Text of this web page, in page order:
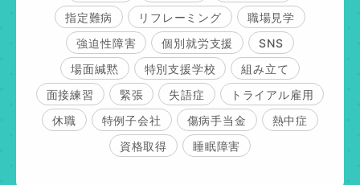
指定難病
リフレーミング
職場見学
強迫性障害
個別就労支援
SNS
場面緘黙
特別支援学校
組み立て
面接練習
緊張 失語症
トライアル雇用
休職
特例子会社 傷病手当金
熱中症
資格取得
睡眠障害